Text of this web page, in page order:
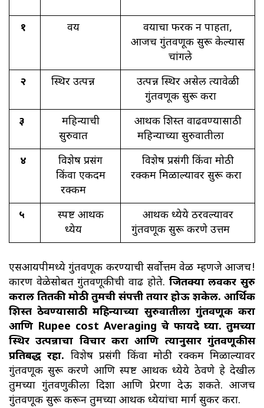
१ वय
वयाचा फरक न पाहता,
आजच गुंतवणूक सुरू केल्यास
चांगले
२
स्थिर उत्पन्न
उत्पन्न स्थिर असेल त्यावेळी
गुंतवणूक सुरू करा
३
महिन्याची
सुरुवात
आर्थिक शिस्त वाढवण्यासाठी
महिन्याच्या सुरुवातीला
४
विशेष प्रसंग
किंवा एकदम
रक्कम
विशेष प्रसंगी किंवा मोठी
रक्कम मिळाल्यावर सुरू करा
५
स्पष्ट आर्थिक
ध्येय
आर्थिक ध्येये ठरवल्यावर
गुंतवणूक सुरू करणे उत्तम
एसआयपीमध्ये गुंतवणूक करण्याची सर्वोत्तम वेळ म्हणजे आजच!
कारण वेळेसोबत गुंतवणूकीची वाढ होते. जितक्या लवकर सुरु
कराल तितकी मोठी तुमची संपत्ती तयार होऊ शकेल. आर्थिक
शिस्त ठेवण्यासाठी महिन्याच्या सुरुवातीला गुंतवणूक करा
आणि Rupee cost Averaging चे फायदे घ्या. तुमच्या
स्थिर उत्पन्नाचा विचार करा आणि त्यानुसार गुंतवणूकीस
प्रतिबद्ध रहा. विशेष प्रसंगी किंवा मोठी रक्कम मिळाल्यावर
गुंतवणूक सुरू करणे आणि स्पष्ट आर्थिक ध्येये ठेवणे हे देखील
तुमच्या गुंतवणुकीला दिशा आणि प्रेरणा देऊ शकते. आजच
गुंतवणूक सुरू करून तुमच्या आर्थिक ध्येयांचा मार्ग सुकर करा.